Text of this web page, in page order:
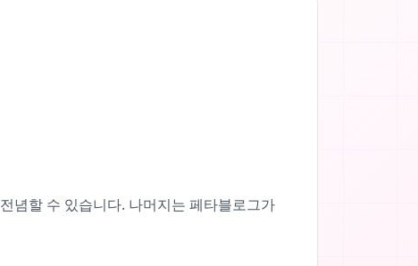
념할 수 있습니다. 나머지는 페타블로그가